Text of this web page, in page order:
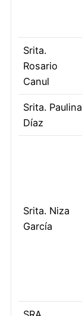
Srita.
Rosario
Canul
Srita. Paulina
Díaz
Srita. Niza
García